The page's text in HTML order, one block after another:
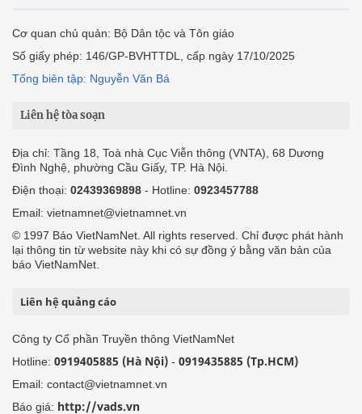
Cơ quan chủ quản: Bộ Dân tộc và Tôn giáo
Số giấy phép: 146/GP-BVHTTDL, cấp ngày 17/10/2025
Tổng biên tập: Nguyễn Văn Bá
Liên hệ tòa soạn
Địa chỉ: Tầng 18, Toà nhà Cục Viễn thông (VNTA), 68 Dương
Đình Nghệ, phường Cầu Giấy, TP. Hà Nội.
Điện thoại: 02439369898 - Hotline: 0923457788
Email: vietnamnet@vietnamnet.vn
© 1997 Báo VietNamNet. All rights reserved. Chỉ được phát hành
lại thông tin từ website này khi có sự đồng ý bằng văn bản của
báo VietNamNet.
Liên hệ quảng cáo
Công ty Cổ phần Truyền thông VietNamNet
Hotline: 0919405885 (Hà Nội) - 0919435885 (Tp.HCM)
Email: contact@vietnamnet.vn
Báo giá: http://vads.vn